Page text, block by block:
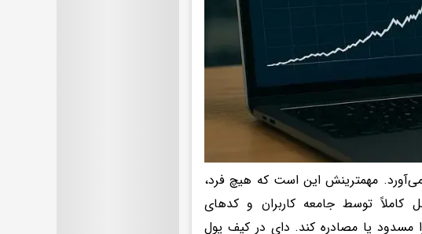
می‌آورد. مهمترینش این است که هیچ فرد،
کاملاً توسط جامعه کاربران و کدهای
مسدود یا مصادره کند. دای در کیف پول